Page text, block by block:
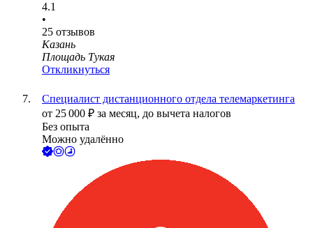
4.1
•
25 отзывов
Казань
Площадь Тукая
Откликнуться
Специалист дистанционного отдела телемаркетинга
от 25 000 ₽ за месяц, до вычета налогов
Без опыта
Можно удалённо